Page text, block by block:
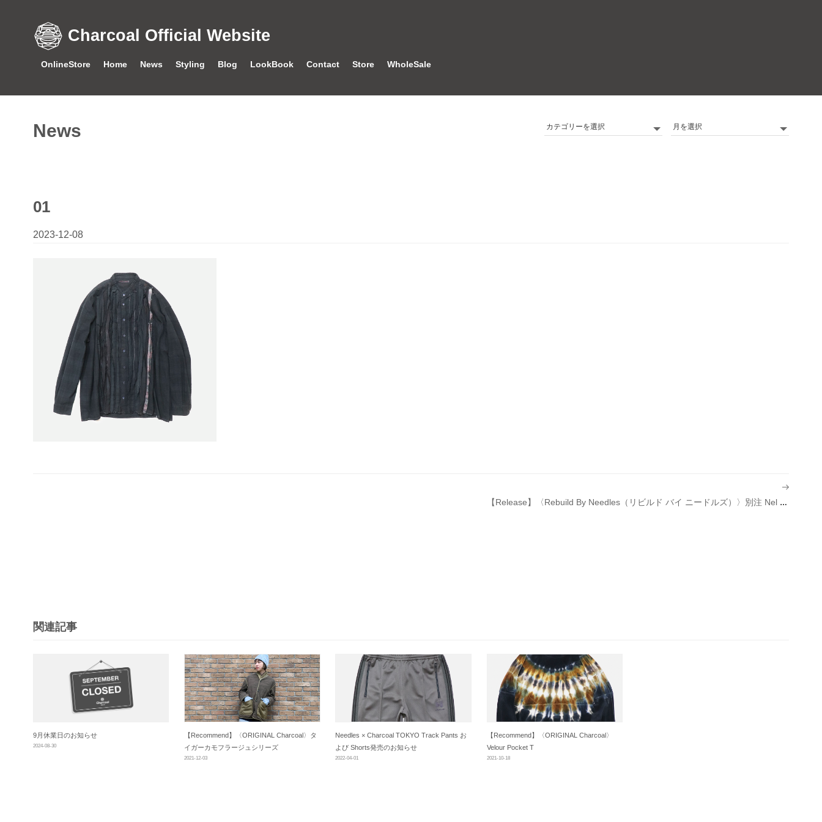
Charcoal Official Website
OnlineStore Home News Styling Blog LookBook Contact Store WholeSale
News
カ
Archives
01
2023-12-08
ョ
【Release】〈Rebuild By Needles（リビルド バイ ニードルズ）〉別注 Nel Check Band Shirt Over Dye
関連記事
9月休業日のお知らせ
2024-08-30
【Recommend】〈ORIGINAL Charcoal〉タ
イガーカモフラージュシリーズ
2021-12-03
Needles × Charcoal TOKYO Track Pants お
よび Shorts発売のお知らせ
2022-04-01
【Recommend】〈ORIGINAL Charcoal〉
Velour Pocket T
2021-10-18